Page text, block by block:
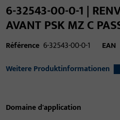
6-32543-00-0-1 |
AVANT PSK MZ C
Référence 6-32543-00-0-1 EAN
Weitere Produktinformationen
Domaine d'application